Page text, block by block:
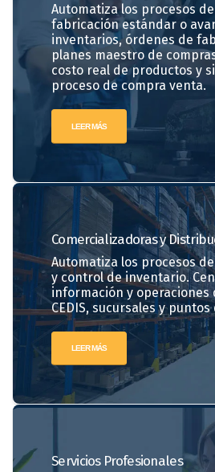
Automatiza los procesos
fabricación estándar o
inventarios, órdenes de
planes maestro de
costo real de productos y
proceso de compra venta.
LEER MÁS
Comercializadorasy
Automatiza los procesos
y control de inventario.
información y operaciones
CEDIS, sucursales y
LEER MÁS
ServiciosProfesionales